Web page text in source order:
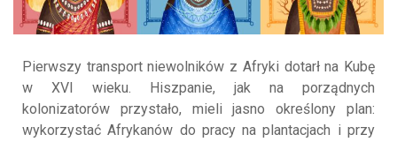
Pierwszy transport niewolników z Afryki dotarł na Kubę
w XVI wieku. Hiszpanie, jak na porządnych
kolonizatorów przystało, mieli jasno określony plan:
wykorzystać Afrykanów do pracy na plantacjach i przy